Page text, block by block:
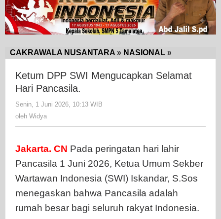
CAKRAWALA NUSANTARA » NASIONAL »
SWI
Ketum DPP SWI Mengucapkan Selamat
Hari Pancasila.
Senin, 1 Juni 2026, 10:13 WIB
oleh Widya
Jakarta. CN Pada peringatan hari lahir
Pancasila 1 Juni 2026, Ketua Umum Sekber
Wartawan Indonesia (SWI) Iskandar, S.Sos
menegaskan bahwa Pancasila adalah
rumah besar bagi seluruh rakyat Indonesia.